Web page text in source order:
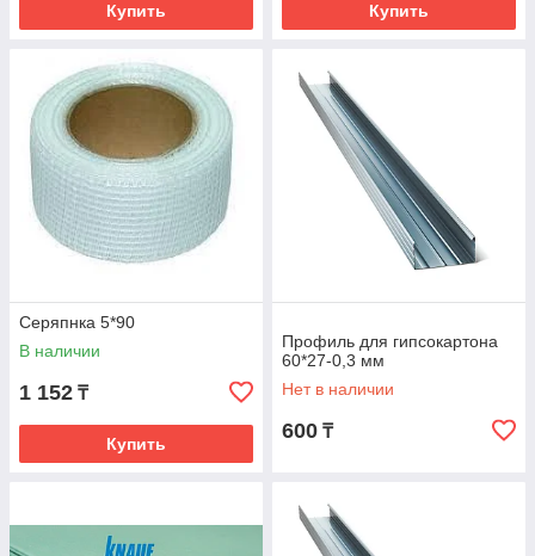
Купить Купить
Серяпнка 5*90
В наличии
1 152 ₸
Купить
Профиль для гипсокартона
60*27-0,3 мм
Нет в наличии
600 ₸